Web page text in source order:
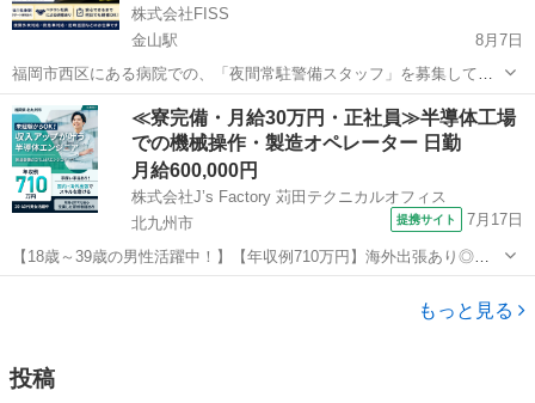
株式会社FISS
金山駅
8月7日
福岡市西区にある病院での、「夜間常駐警備スタッフ」を募集してい
ます！！ 未経験も大歓迎！ 落ち着いた環境で働ける施設警備のお仕事
です。 【仕事内容】 病院内での夜間施設警備業務をお願いします。
・夜間外...
福岡 福岡市 金山駅 警備員 スタッフ
≪寮完備・月給30万円・正社員≫半導体工場
での機械操作・製造オペレーター 日勤
月給600,000円
株式会社J’s Factory 苅田テクニカルオフィス
北九州市
提携サイト 7月17日
【18歳～39歳の男性活躍中！】【年収例710万円】海外出張あり◎未
経験から半導体エンジニアへ挑戦！｜充実研修で安心スタート◎ 半導
体装置のスタートアップエンジニア 半導体製造装置の組立から工場へ
もっと見る
投稿